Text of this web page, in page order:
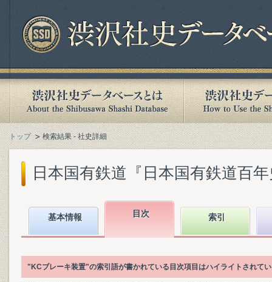
トップ 検索結果 - 社史詳細
日本国有鉄道『日本国有鉄道百
基本情報 目次 索引
"KCブレーキ装置"の索引語が書かれている目次項目はハイライトされて